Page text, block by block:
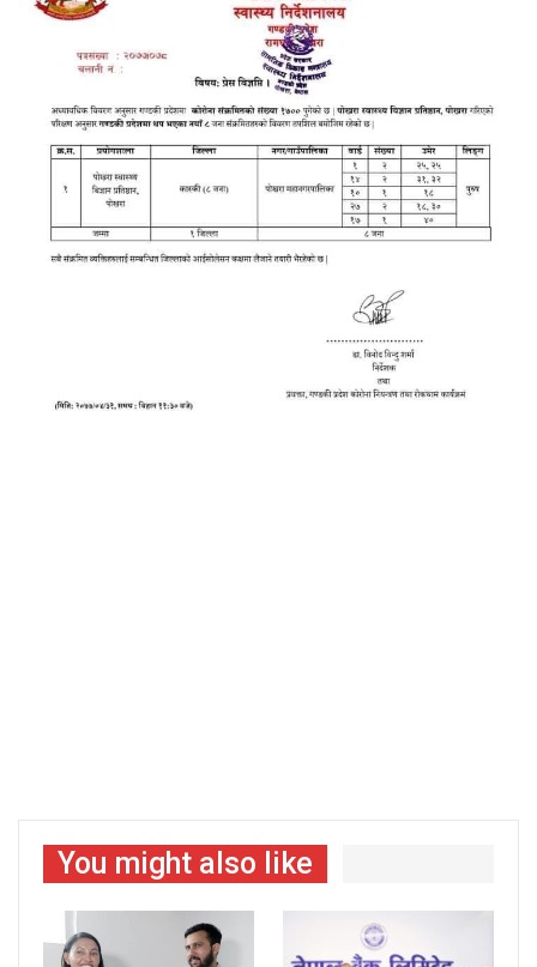
You might also like